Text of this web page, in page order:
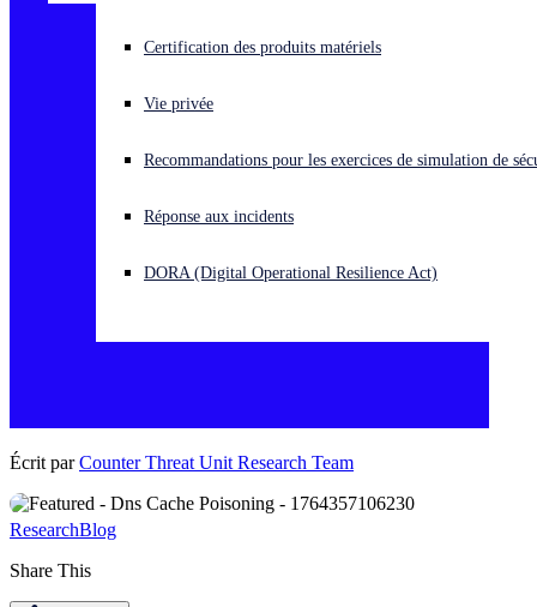
Vous subissez une cyberattaque ? Obtenez une aide immédiate.
Open language switcher
Certification des produits matériels
Vie privée
Recommandations pour les exercices de simulation de
Réponse aux incidents
DORA (Digital Operational Resilience Act)
Écrit par Counter Threat Unit Research Team
ResearchBlog
Share This